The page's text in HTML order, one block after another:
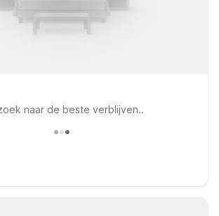
naar de beste verblijven..